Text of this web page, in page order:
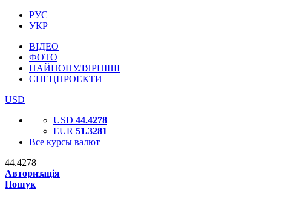
РУС
УКР
ВІДЕО
ФОТО
НАЙПОПУЛЯРНІШІ
СПЕЦПРОЕКТИ
USD
USD 44.4278
EUR 51.3281
Все курсы валют
44.4278
Авторизація
Пошук